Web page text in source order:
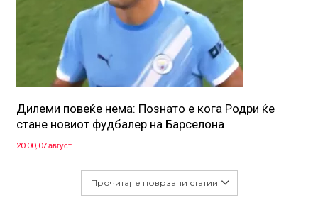
Дилеми повеќе нема: Познато е кога Родри ќе
стане новиот фудбалер на Барселона
20:00, 07 август
Прочитајте поврзани статии